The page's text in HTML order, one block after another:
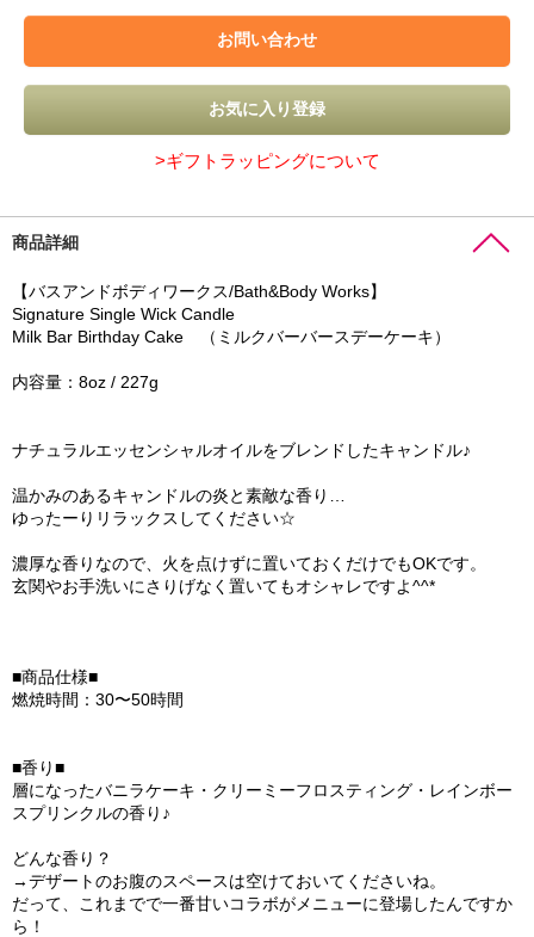
>ギフトラッピングについて
商品詳細
【バスアンドボディワークス/Bath&Body Works】
Signature Single Wick Candle
Milk Bar Birthday Cake （ミルクバーバースデーケーキ）
内容量：8oz / 227g
ナチュラルエッセンシャルオイルをブレンドしたキャンドル♪
温かみのあるキャンドルの炎と素敵な香り…
ゆったーりリラックスしてください☆
濃厚な香りなので、火を点けずに置いておくだけでもOKです。
玄関やお手洗いにさりげなく置いてもオシャレですよ^^*
■商品仕様■
燃焼時間：30〜50時間
■香り■
層になったバニラケーキ・クリーミーフロスティング・レインボー
スプリンクルの香り♪
どんな香り？
→デザートのお腹のスペースは空けておいてくださいね。
だって、これまでで一番甘いコラボがメニューに登場したんですか
ら！